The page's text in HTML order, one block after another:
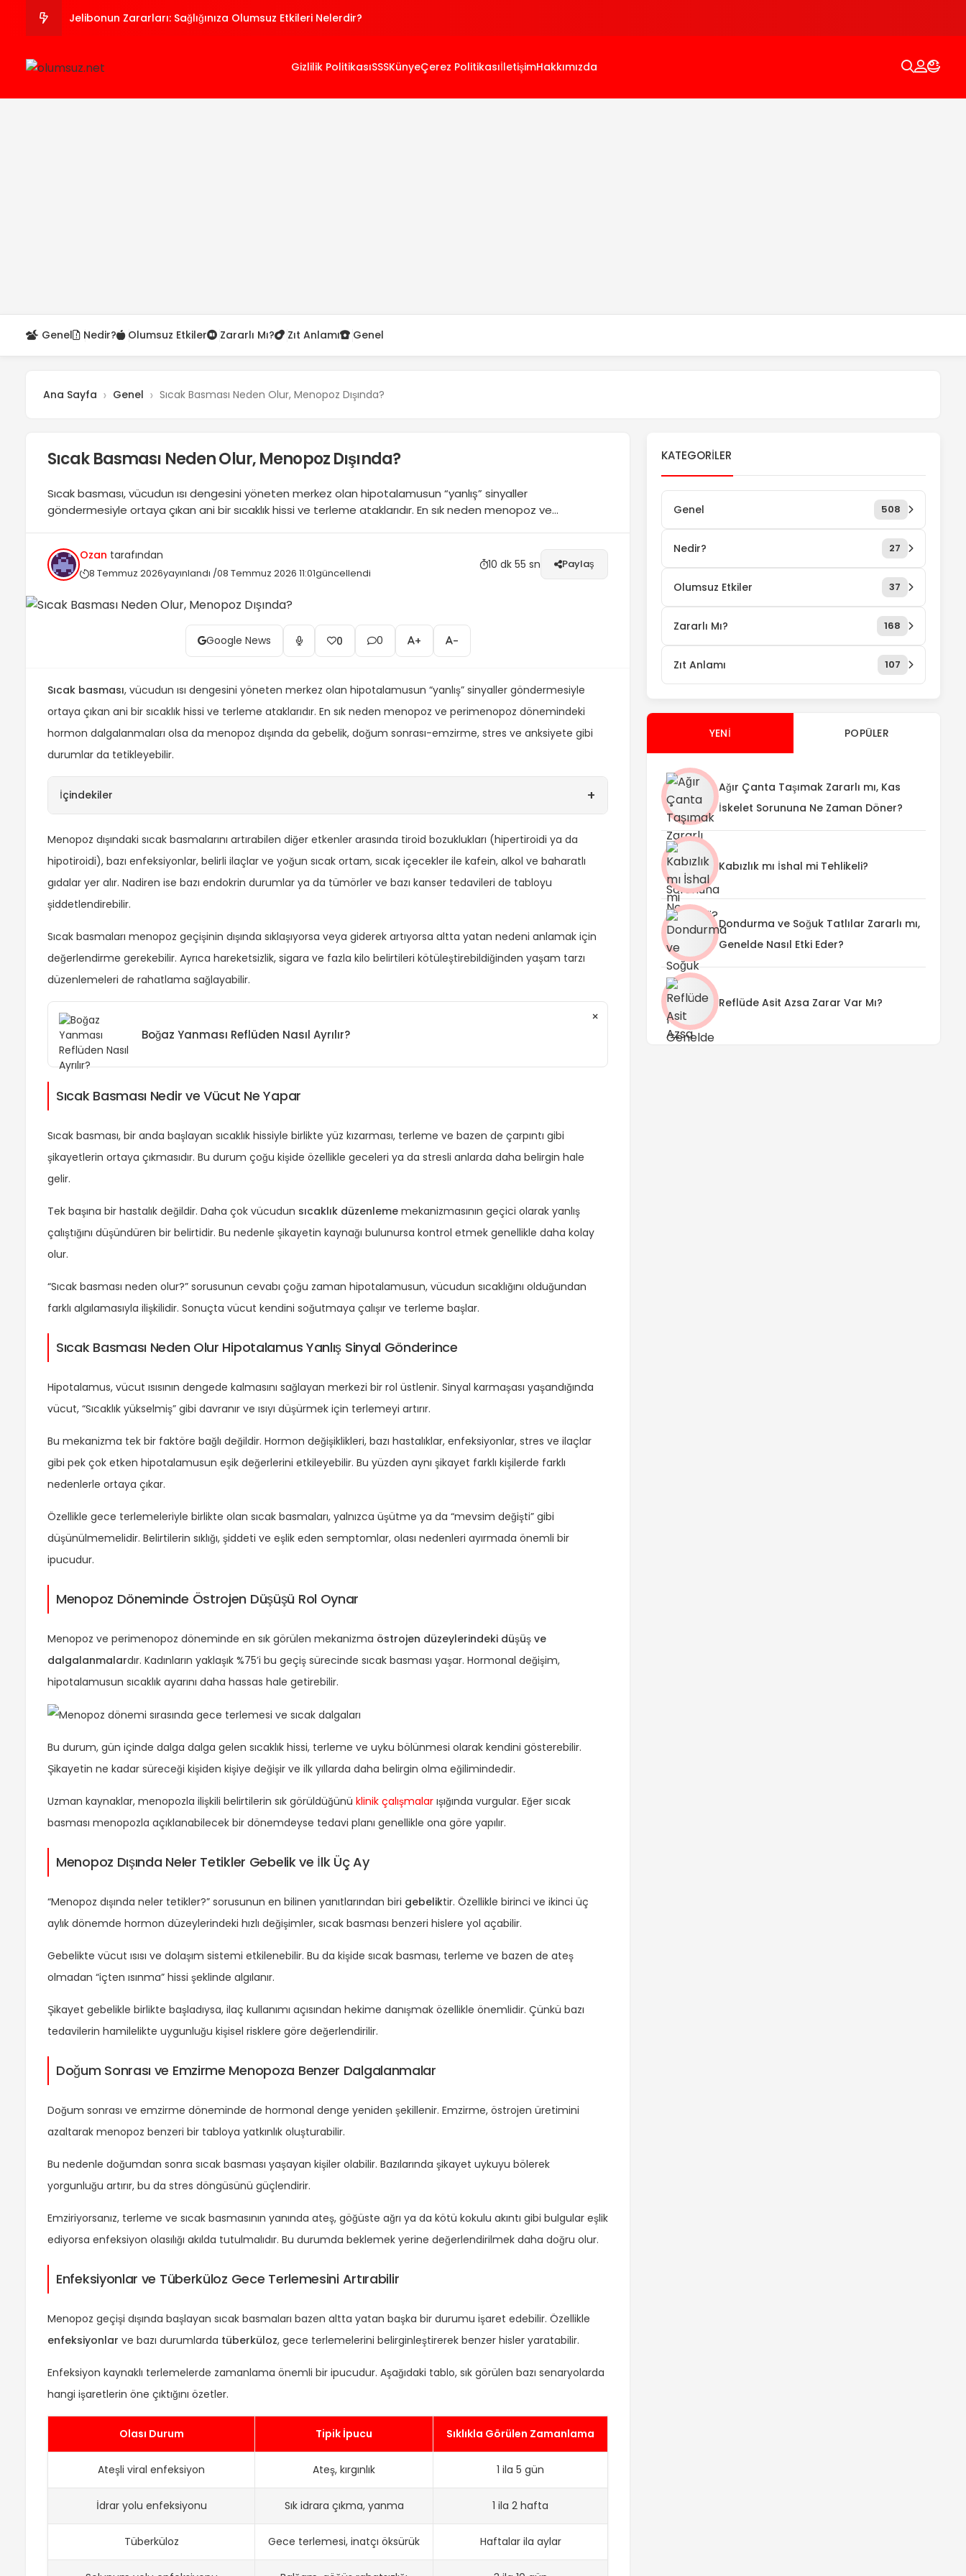
Jelibonun Zararları: Sağlığınıza Olumsuz Etkileri Nelerdir?
Gizlilik PolitikasıSSSKünyeÇerez PolitikasıİletişimHakkımızda
Genel Nedir? Olumsuz Etkiler Zararlı Mı? Zıt Anlamı Genel
Ana Sayfa Genel Sıcak Basması Neden Olur, Menopoz Dışında?
Sıcak Basması Neden Olur, Menopoz Dışında?
Sıcak basması, vücudun ısı dengesini yöneten merkez olan hipotalamusun “yanlış” sinyaller
göndermesiyle ortaya çıkan ani bir sıcaklık hissi ve terleme ataklarıdır. En sık neden menopoz ve
artırabilen...
Ozan tarafından
8 Temmuz 2026yayınlandı /08 Temmuz 2026 11:01güncellendi
10 dk 55 sn Paylaş
Google News 0 0 + -
Sıcak basması, vücudun ısı dengesini yöneten merkez olan hipotalamusun “yanlış” sinyaller göndermesiyle
ortaya çıkan ani bir sıcaklık hissi ve terleme ataklarıdır. En sık neden menopoz ve perimenopoz dönemindeki
hormon dalgalanmaları olsa da menopoz dışında da gebelik, doğum sonrası-emzirme, stres ve anksiyete gibi
durumlar da tetikleyebilir.
İçindekiler +
Menopoz dışındaki sıcak basmalarını artırabilen diğer etkenler arasında tiroid bozuklukları (hipertiroidi ya da
hipotiroidi), bazı enfeksiyonlar, belirli ilaçlar ve yoğun sıcak ortam, sıcak içecekler ile kafein, alkol ve baharatlı
gıdalar yer alır. Nadiren ise bazı endokrin durumlar ya da tümörler ve bazı kanser tedavileri de tabloyu
şiddetlendirebilir.
Sıcak basmaları menopoz geçişinin dışında sıklaşıyorsa veya giderek artıyorsa altta yatan nedeni anlamak için
değerlendirme gerekebilir. Ayrıca hareketsizlik, sigara ve fazla kilo belirtileri kötüleştirebildiğinden yaşam tarzı
düzenlemeleri de rahatlama sağlayabilir.
Boğaz Yanması Reflüden Nasıl Ayrılır?
×
Sıcak Basması Nedir ve Vücut Ne Yapar
Sıcak basması, bir anda başlayan sıcaklık hissiyle birlikte yüz kızarması, terleme ve bazen de çarpıntı gibi
şikayetlerin ortaya çıkmasıdır. Bu durum çoğu kişide özellikle geceleri ya da stresli anlarda daha belirgin hale
gelir.
Tek başına bir hastalık değildir. Daha çok vücudun sıcaklık düzenleme mekanizmasının geçici olarak yanlış
çalıştığını düşündüren bir belirtidir. Bu nedenle şikayetin kaynağı bulunursa kontrol etmek genellikle daha kolay
olur.
“Sıcak basması neden olur?” sorusunun cevabı çoğu zaman hipotalamusun, vücudun sıcaklığını olduğundan
farklı algılamasıyla ilişkilidir. Sonuçta vücut kendini soğutmaya çalışır ve terleme başlar.
Sıcak Basması Neden Olur Hipotalamus Yanlış Sinyal Gönderince
Hipotalamus, vücut ısısının dengede kalmasını sağlayan merkezi bir rol üstlenir. Sinyal karmaşası yaşandığında
vücut, “Sıcaklık yükselmiş” gibi davranır ve ısıyı düşürmek için terlemeyi artırır.
Bu mekanizma tek bir faktöre bağlı değildir. Hormon değişiklikleri, bazı hastalıklar, enfeksiyonlar, stres ve ilaçlar
gibi pek çok etken hipotalamusun eşik değerlerini etkileyebilir. Bu yüzden aynı şikayet farklı kişilerde farklı
nedenlerle ortaya çıkar.
Özellikle gece terlemeleriyle birlikte olan sıcak basmaları, yalnızca üşütme ya da “mevsim değişti” gibi
düşünülmemelidir. Belirtilerin sıklığı, şiddeti ve eşlik eden semptomlar, olası nedenleri ayırmada önemli bir
ipucudur.
Menopoz Döneminde Östrojen Düşüşü Rol Oynar
Menopoz ve perimenopoz döneminde en sık görülen mekanizma östrojen düzeylerindeki düşüş ve
dalgalanmalardır. Kadınların yaklaşık %75’i bu geçiş sürecinde sıcak basması yaşar. Hormonal değişim,
hipotalamusun sıcaklık ayarını daha hassas hale getirebilir.
Bu durum, gün içinde dalga dalga gelen sıcaklık hissi, terleme ve uyku bölünmesi olarak kendini gösterebilir.
Şikayetin ne kadar süreceği kişiden kişiye değişir ve ilk yıllarda daha belirgin olma eğilimindedir.
Uzman kaynaklar, menopozla ilişkili belirtilerin sık görüldüğünü klinik çalışmalar ışığında vurgular. Eğer sıcak
basması menopozla açıklanabilecek bir dönemdeyse tedavi planı genellikle ona göre yapılır.
Menopoz Dışında Neler Tetikler Gebelik ve İlk Üç Ay
“Menopoz dışında neler tetikler?” sorusunun en bilinen yanıtlarından biri gebeliktir. Özellikle birinci ve ikinci üç
aylık dönemde hormon düzeylerindeki hızlı değişimler, sıcak basması benzeri hislere yol açabilir.
Gebelikte vücut ısısı ve dolaşım sistemi etkilenebilir. Bu da kişide sıcak basması, terleme ve bazen de ateş
olmadan “içten ısınma” hissi şeklinde algılanır.
Şikayet gebelikle birlikte başladıysa, ilaç kullanımı açısından hekime danışmak özellikle önemlidir. Çünkü bazı
tedavilerin hamilelikte uygunluğu kişisel risklere göre değerlendirilir.
Doğum Sonrası ve Emzirme Menopoza Benzer Dalgalanmalar
Doğum sonrası ve emzirme döneminde de hormonal denge yeniden şekillenir. Emzirme, östrojen üretimini
azaltarak menopoz benzeri bir tabloya yatkınlık oluşturabilir.
Bu nedenle doğumdan sonra sıcak basması yaşayan kişiler olabilir. Bazılarında şikayet uykuyu bölerek
yorgunluğu artırır, bu da stres döngüsünü güçlendirir.
Emziriyorsanız, terleme ve sıcak basmasının yanında ateş, göğüste ağrı ya da kötü kokulu akıntı gibi bulgular eşlik
ediyorsa enfeksiyon olasılığı akılda tutulmalıdır. Bu durumda beklemek yerine değerlendirilmek daha doğru olur.
Enfeksiyonlar ve Tüberküloz Gece Terlemesini Artırabilir
Menopoz geçişi dışında başlayan sıcak basmaları bazen altta yatan başka bir durumu işaret edebilir. Özellikle
enfeksiyonlar ve bazı durumlarda tüberküloz, gece terlemelerini belirginleştirerek benzer hisler yaratabilir.
Enfeksiyon kaynaklı terlemelerde zamanlama önemli bir ipucudur. Aşağıdaki tablo, sık görülen bazı senaryolarda
hangi işaretlerin öne çıktığını özetler.
Olası Durum Tipik İpucu Sıklıkla Görülen Zamanlama
Ateşli viral enfeksiyon Ateş, kırgınlık 1 ila 5 gün
İdrar yolu enfeksiyonu Sık idrara çıkma, yanma 1 ila 2 hafta
Tüberküloz Gece terlemesi, inatçı öksürük Haftalar ila aylar
KATEGORILER
Genel 508
Nedir? 27
Olumsuz Etkiler 37
Zararlı Mı? 168
Zıt Anlamı 107
YENI POPÜLER
Ağır Çanta Taşımak Zararlı mı, Kas
İskelet Sorununa Ne Zaman Döner?
Kabızlık mı İshal mi Tehlikeli?
Dondurma ve Soğuk Tatlılar Zararlı mı,
Genelde Nasıl Etki Eder?
Reflüde Asit Azsa Zarar Var Mı?